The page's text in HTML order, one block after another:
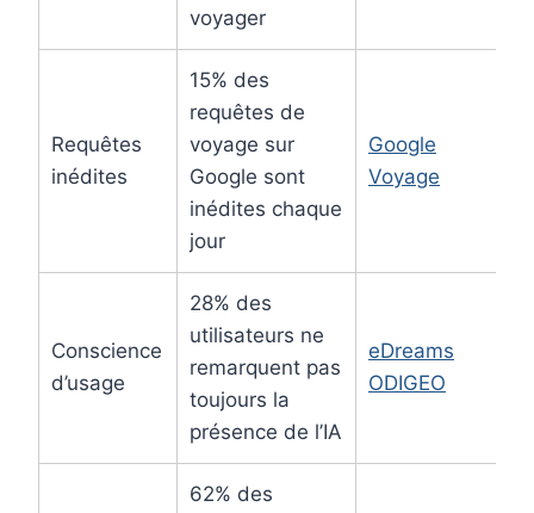
voyager
Requêtes
inédites
15% des
requêtes de
voyage sur
Google sont
inédites chaque
jour
Google
Voyage
Conscience
d’usage
28% des
utilisateurs ne
remarquent pas
toujours la
présence de l’IA
eDreams
ODIGEO
62% des